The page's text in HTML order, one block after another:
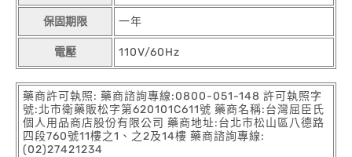
保固期限 一年
電壓 110V/60Hz
藥商許可執照: 藥商諮詢專線:0800-051-148 許可執照字
號:北市衛藥販松字第620101C611號 藥商名稱:台灣屈臣氏
個人用品商店股份有限公司 藥商地址:台北市松山區八德路
四段760號11樓之1、之2及14樓 藥商諮詢專線:
(02)27421234